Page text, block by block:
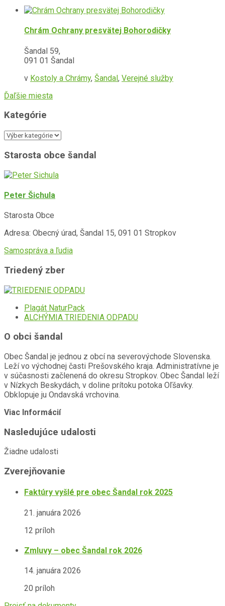
Chrám Ochrany presvätej Bohorodičky
Šandal 59,
091 01 Šandal
v Kostoly a Chrámy, Šandal, Verejné služby
Ďaľšie miesta
Kategórie
Kategórie
Starosta obce šandal
Peter Šichula
Starosta Obce
Adresa: Obecný úrad, Šandal 15, 091 01 Stropkov
Samospráva a ľudia
Triedený zber
Plagát NaturPack
ALCHÝMIA TRIEDENIA ODPADU
O obci šandal
Obec Šandal je jednou z obcí na severovýchode Slovenska.
Leží vo východnej časti Prešovského kraja. Administratívne je
v súčasnosti začlenená do okresu Stropkov. Obec Šandal leží
v Nízkych Beskydách, v doline prítoku potoka Oľšavky.
Obklopuje ju Ondavská vrchovina.
Viac Informácií
Nasledujúce udalosti
Žiadne udalosti
Zverejňovanie
Faktúry vyšlé pre obec Šandal rok 2025
21. januára 2026
12 príloh
Zmluvy – obec Šandal rok 2026
14. januára 2026
20 príloh